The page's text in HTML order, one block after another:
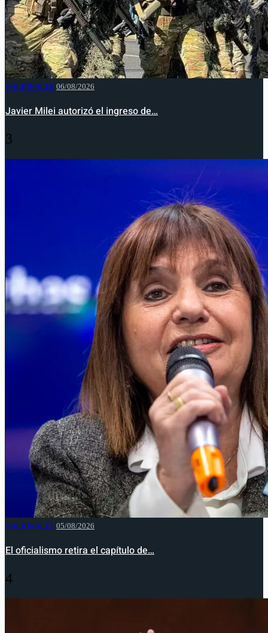
NACIONALES 06/08/2026
Javier Milei autorizó el ingreso de…
3
NACIONALES 05/08/2026
El oficialismo retira el capítulo de…
4